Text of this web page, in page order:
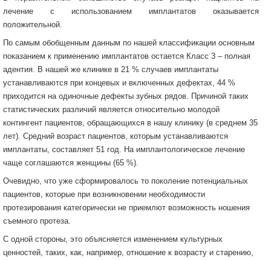
лечение с использованием имплантатов оказывается
положительной.
По самым обобщенным данным по нашей классификации основным
показанием к применению имплантатов остается Класс 3 – полная
адентия. В нашей же клинике в 21 % случаев имплантаты
устанавливаются при концевых и включенных дефектах, 44 %
приходится на одиночные дефекты зубных рядов. Причиной таких
статистических различий является относительно молодой
контингент пациентов, обращающихся в нашу клинику (в среднем 35
лет). Средний возраст пациентов, которым устанавливаются
имплантаты, составляет 51 год. На имплантологическое лечение
чаще соглашаются женщины (65 %).
Очевидно, что уже сформировалось то поколение потенциальных
пациентов, которые при возникновении необходимости
протезирования категорически не приемлют возможность ношения
съемного протеза.
С одной стороны, это объясняется изменением культурных
ценностей, таких, как, например, отношение к возрасту и старению,